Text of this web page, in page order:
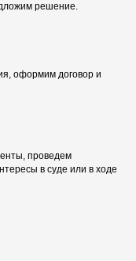
решение.
оформим договор и
проведем
в суде или в ходе